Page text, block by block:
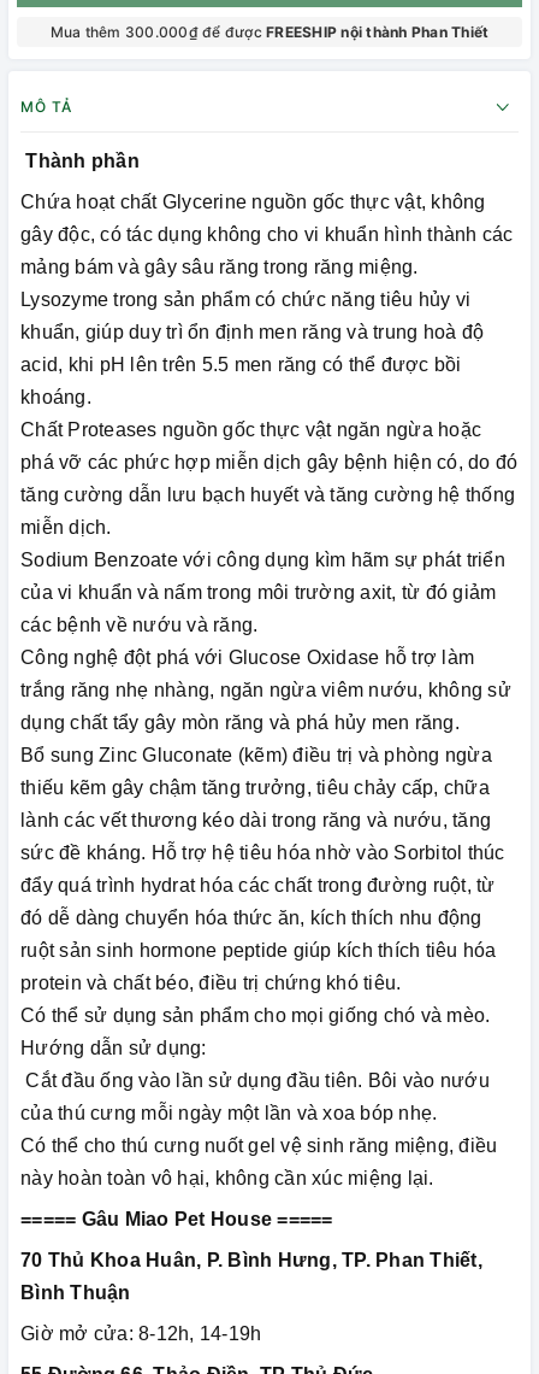
Mua thêm 300.000₫ để đượcFREESHIP nội thành Phan Thiết
MÔ TẢ
Thành phần
Chứa hoạt chất Glycerine nguồn gốc thực vật, không
gây độc, có tác dụng không cho vi khuẩn hình thành các
mảng bám và gây sâu răng trong răng miệng.
Lysozyme trong sản phẩm có chức năng tiêu hủy vi
khuẩn, giúp duy trì ổn định men răng và trung hoà độ
acid, khi pH lên trên 5.5 men răng có thể được bồi
khoáng.
Chất Proteases nguồn gốc thực vật ngăn ngừa hoặc
phá vỡ các phức hợp miễn dịch gây bệnh hiện có, do đó
tăng cường dẫn lưu bạch huyết và tăng cường hệ thống
miễn dịch.
Sodium Benzoate với công dụng kìm hãm sự phát triển
của vi khuẩn và nấm trong môi trường axit, từ đó giảm
các bệnh về nướu và răng.
Công nghệ đột phá với Glucose Oxidase hỗ trợ làm
trắng răng nhẹ nhàng, ngăn ngừa viêm nướu, không sử
dụng chất tẩy gây mòn răng và phá hủy men răng.
Bổ sung Zinc Gluconate (kẽm) điều trị và phòng ngừa
thiếu kẽm gây chậm tăng trưởng, tiêu chảy cấp, chữa
lành các vết thương kéo dài trong răng và nướu, tăng
sức đề kháng. Hỗ trợ hệ tiêu hóa nhờ vào Sorbitol thúc
đẩy quá trình hydrat hóa các chất trong đường ruột, từ
đó dễ dàng chuyển hóa thức ăn, kích thích nhu động
ruột sản sinh hormone peptide giúp kích thích tiêu hóa
protein và chất béo, điều trị chứng khó tiêu.
Có thể sử dụng sản phẩm cho mọi giống chó và mèo.
Hướng dẫn sử dụng:
Cắt đầu ống vào lần sử dụng đầu tiên. Bôi vào nướu
của thú cưng mỗi ngày một lần và xoa bóp nhẹ.
Có thể cho thú cưng nuốt gel vệ sinh răng miệng, điều
này hoàn toàn vô hại, không cần xúc miệng lại.
===== Gâu Miao Pet House =====
70 Thủ Khoa Huân, P. Bình Hưng, TP. Phan Thiết,
Bình Thuận
Giờ mở cửa: 8-12h, 14-19h